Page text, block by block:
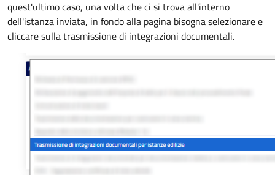
quest'ultimo caso, una volta che ci si trova all'interno
dell'istanza inviata, in fondo alla pagina bisogna selezionare e
cliccare sulla trasmissione di integrazioni documentali.